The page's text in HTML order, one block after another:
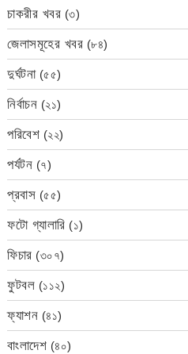
চাকরীর খবর (৩)
জেলাসমূহের খবর (৮৪)
দুর্ঘটনা(৫৫)
নির্বাচন (২১)
পরিবেশ (২২)
পর্যটন (৭)
প্রবাস (৫৫)
ফটো গ্যালারি (১)
ফিচার (৩০৭)
ফুটবল (১১২)
ফ্যাশন (৪১)
বাংলাদেশ (৪০)